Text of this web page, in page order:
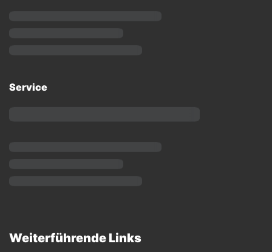
Service
Weiterführende Links